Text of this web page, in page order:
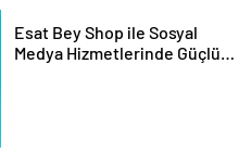
Esat Bey Shop ile Sosyal
Medya Hizmetlerinde Güçlü